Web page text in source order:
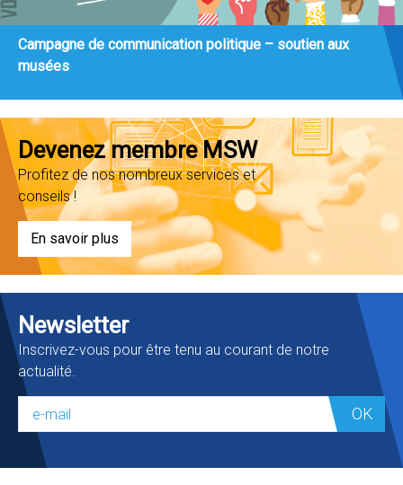
Campagne de communication politique – soutien aux
musées
Devenez membre MSW
Profitez de nos nombreux services et
conseils !
En savoir plus
Newsletter
Inscrivez-vous pour être tenu au courant de notre
actualité.
OK